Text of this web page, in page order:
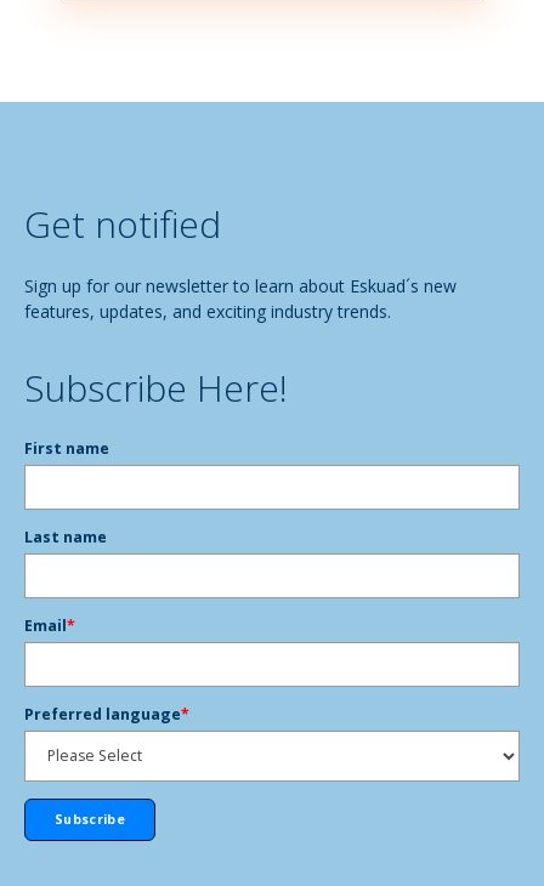
Get notified
Sign up for our newsletter to learn about Eskuad´s new
features, updates, and exciting industry trends.
Subscribe Here!
First name
Last name
Email*
Preferred language*